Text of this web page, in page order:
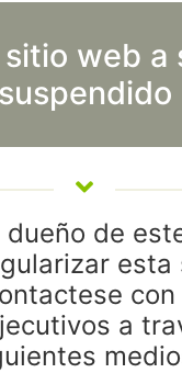
sitio web a
suspendido
dueño de
esta
a